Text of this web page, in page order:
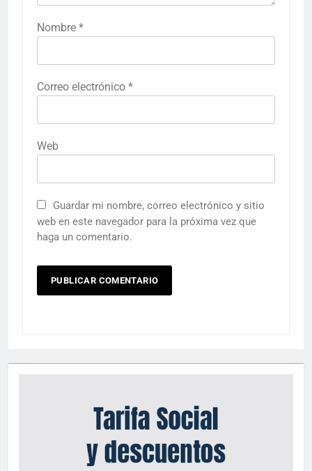
Nombre *
Correo electrónico *
Web
Guardar mi nombre, correo electrónico y sitio
web en este navegador para la próxima vez que
haga un comentario.